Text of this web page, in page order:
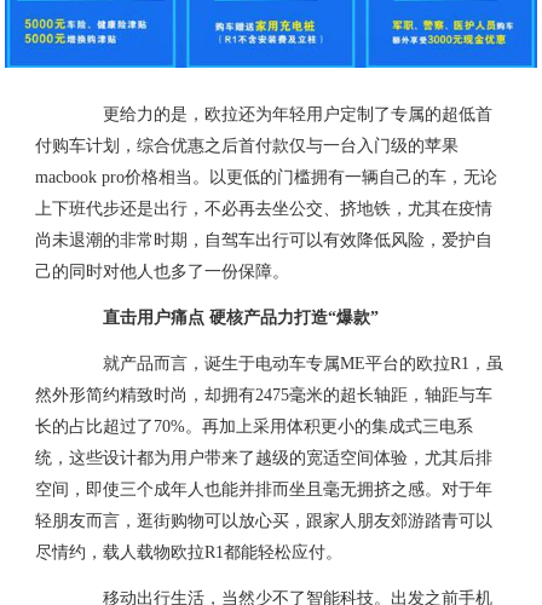
更给力的是，欧拉还为年轻用户定制了专属的超低首
付购车计划，综合优惠之后首付款仅与一台入门级的苹果
macbook pro价格相当。以更低的门槛拥有一辆自己的车，无论
上下班代步还是出行，不必再去坐公交、挤地铁，尤其在疫情
尚未退潮的非常时期，自驾车出行可以有效降低风险，爱护自
己的同时对他人也多了一份保障。
直击用户痛点 硬核产品力打造“爆款”
就产品而言，诞生于电动车专属ME平台的欧拉R1，虽
然外形简约精致时尚，却拥有2475毫米的超长轴距，轴距与车
长的占比超过了70%。再加上采用体积更小的集成式三电系
统，这些设计都为用户带来了越级的宽适空间体验，尤其后排
空间，即使三个成年人也能并排而坐且毫无拥挤之感。对于年
轻朋友而言，逛街购物可以放心买，跟家人朋友郊游踏青可以
尽情约，载人载物欧拉R1都能轻松应付。
移动出行生活，当然少不了智能科技。出发之前手机